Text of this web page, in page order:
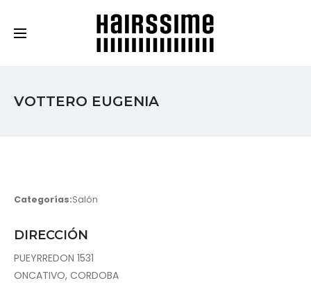
VOTTERO EUGENIA
Categorías:Salón
DIRECCIÓN
PUEYRREDON 1531
ONCATIVO, CORDOBA